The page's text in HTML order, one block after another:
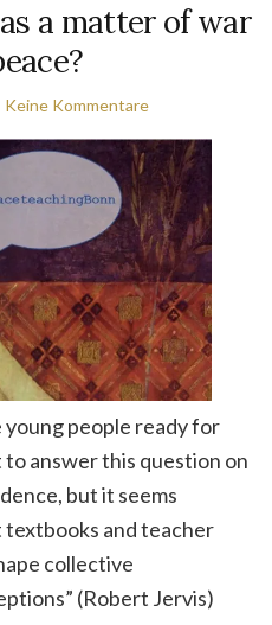
a matter of war
Keine Kommentare
young people ready for
answer this question on
but it seems
textbooks and teacher
collective
(Robert Jervis)